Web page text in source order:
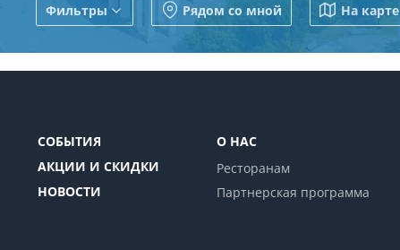
Фильтры Рядом со мной На карте
СОБЫТИЯ
АКЦИИ И СКИДКИ
НОВОСТИ
О НАС
Ресторанам
Партнерская программа